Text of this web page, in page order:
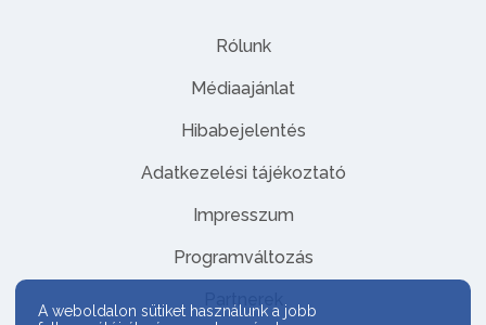
Rólunk
Médiaajánlat
Hibabejelentés
Adatkezelési tájékoztató
Impresszum
Programváltozás
Partnerek
A weboldalon sütiket használunk a jobb